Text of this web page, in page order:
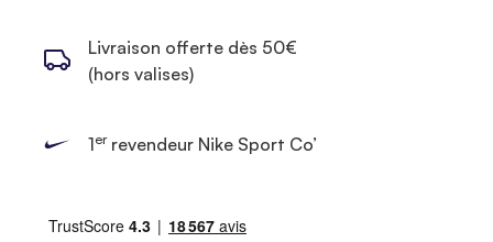
Livraison offerte dès 50€
(hors valises)
1errevendeur Nike Sport Co’